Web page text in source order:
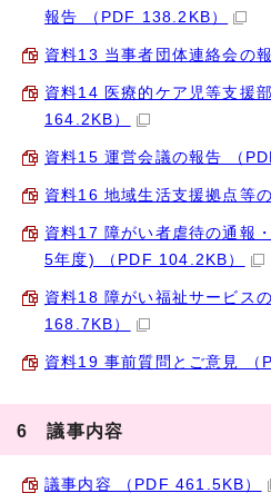
報告 （PDF 138.2KB）
資料13 当事者団体連絡会の
資料14 医療的ケア児等支援
164.2KB）
資料15 運営会議の報告 （
資料16 地域生活支援拠点等
資料17 障がい者虐待の通報
5年度) （PDF 104.2KB）
資料18 障がい福祉サービス
168.7KB）
資料19 事前質問とご意見 （
6 議事内容
議事内容 （PDF 461.5KB）